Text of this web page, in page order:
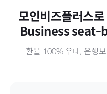
모인비즈플러스로
Business seat-
환율 100% 우대, 은행